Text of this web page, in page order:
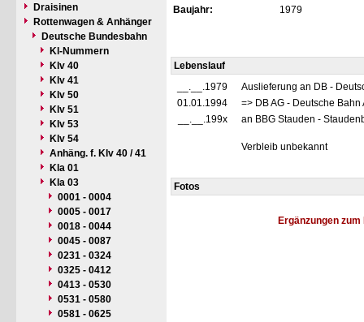
Draisinen
Rottenwagen & Anhänger
Deutsche Bundesbahn
Kl-Nummern
Klv 40
Klv 41
Klv 50
Klv 51
Klv 53
Klv 54
Anhäng. f. Klv 40 / 41
Kla 01
Kla 03
0001 - 0004
0005 - 0017
0018 - 0044
0045 - 0087
0231 - 0324
0325 - 0412
0413 - 0530
0531 - 0580
0581 - 0625
Baujahr:
1979
Lebenslauf
__.__.1979
Auslieferung an DB -
01.01.1994
=> DB AG - Deutsche
__.__.199x
an BBG Stauden -
Verbleib unbekannt
Fotos
Ergänzungen